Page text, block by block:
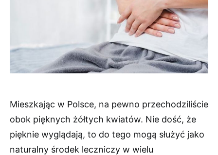
Mieszkając w Polsce, na pewno przechodziliście
obok pięknych żółtych kwiatów. Nie dość, że
pięknie wyglądają, to do tego mogą służyć jako
naturalny środek leczniczy w wielu